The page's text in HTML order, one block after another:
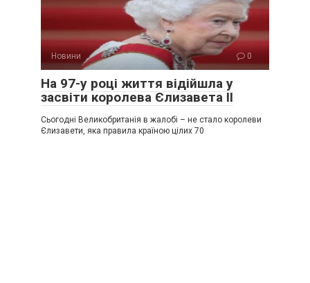
Новини 0
На 97-у році життя відійшла у
засвіти королева Єлизавета ІІ
Сьогодні Великобританія в жалобі – не стало королеви
Єлизавети, яка правила країною цілих 70